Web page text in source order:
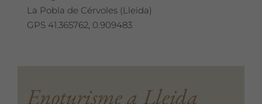
La Pobla de Cérvoles (Lleida)
GPS 41.365762, 0.909483
Enoturisme a Lleida